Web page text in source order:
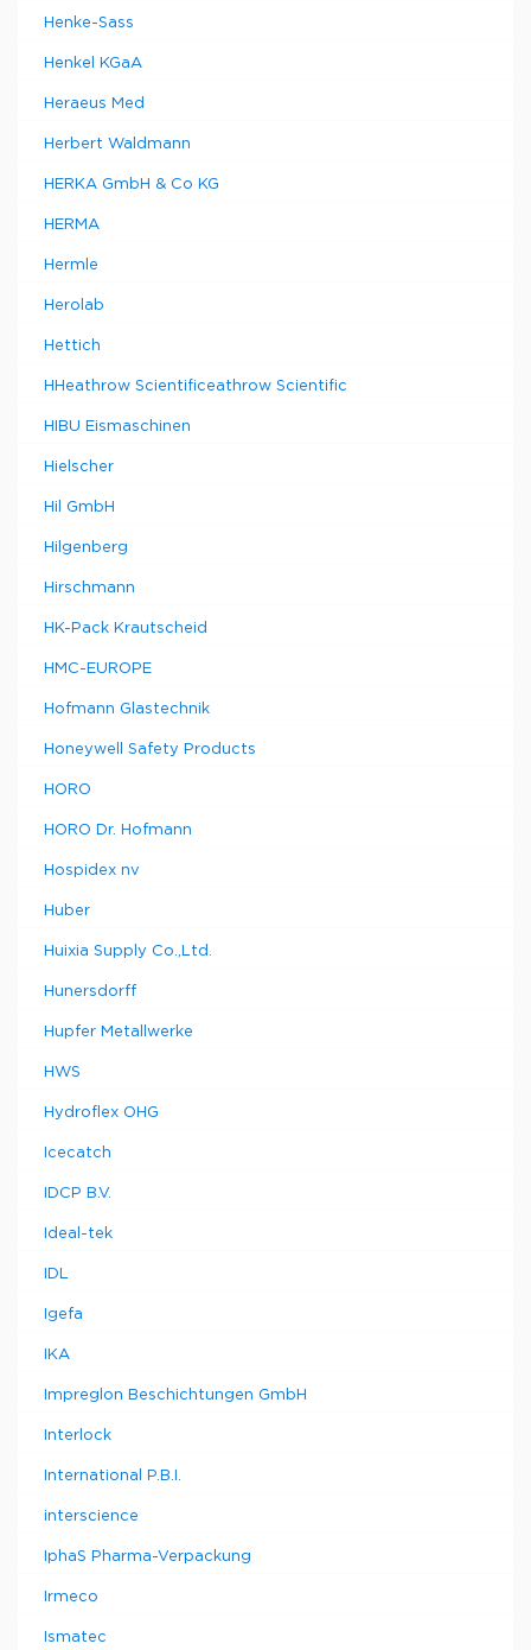
Henke-Sass
Henkel KGaA
Heraeus Med
Herbert Waldmann
HERKA GmbH & Co KG
HERMA
Hermle
Herolab
Hettich
HHeathrow Scientificeathrow Scientific
HIBU Eismaschinen
Hielscher
Hil GmbH
Hilgenberg
Hirschmann
HK-Pack Krautscheid
HMC-EUROPE
Hofmann Glastechnik
Honeywell Safety Products
HORO
HORO Dr. Hofmann
Hospidex nv
Huber
Huixia Supply Co.,Ltd.
Hunersdorff
Hupfer Metallwerke
HWS
Hydroflex OHG
Icecatch
IDCP B.V.
Ideal-tek
IDL
Igefa
IKA
Impreglon Beschichtungen GmbH
Interlock
International P.B.I.
interscience
IphaS Pharma-Verpackung
Irmeco
Ismatec